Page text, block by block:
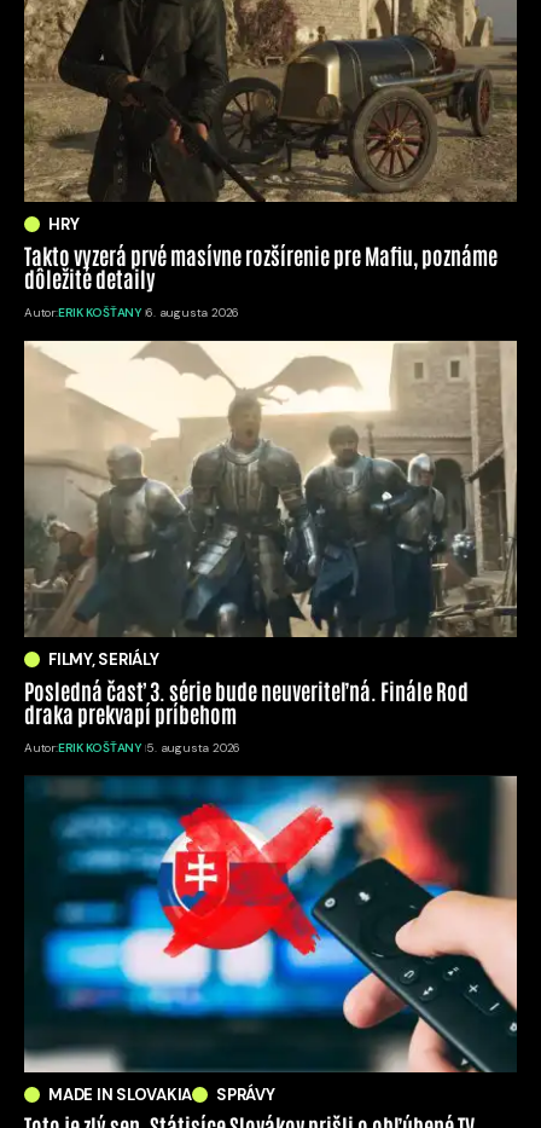
HRY
Takto vyzerá prvé masívne rozšírenie pre Mafiu, poznáme
dôležité detaily
Autor:ERIK KOŠŤANY 6. augusta 2026
FILMY, SERIÁLY
Posledná časť 3. série bude neuveriteľná. Finále Rod
draka prekvapí príbehom
Autor:ERIK KOŠŤANY 5. augusta 2026
MADE IN SLOVAKIA SPRÁVY